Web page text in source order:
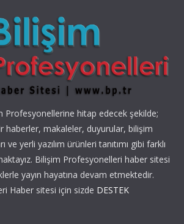
Profesyonellerine hitap edecek şekilde;
haberler, makaleler, duyurular, bilişim
ve yerli yazılım ürünleri tanıtımı gibi farklı
Bilişim Profesyonelleri haber sitesi
yayın hayatına devam etmektedir.
Haber sitesi için sizde DESTEK